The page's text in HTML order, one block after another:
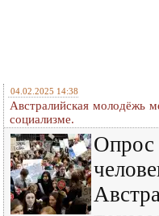
04.02.2025 14:38
Австралийская молодёжь
социализме.
Опрос